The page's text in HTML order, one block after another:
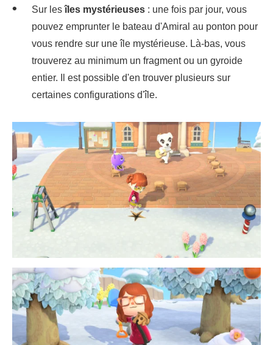
Sur lesîles mystérieuses : une fois par jour, vous
pouvez emprunter le bateau d'Amiral au ponton pour
vous rendre sur une île mystérieuse. Là-bas, vous
trouverez au minimum un fragment ou un gyroide
entier. Il est possible d'en trouver plusieurs sur
certaines configurations d'île.